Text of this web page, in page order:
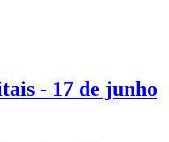
- 17 de junho